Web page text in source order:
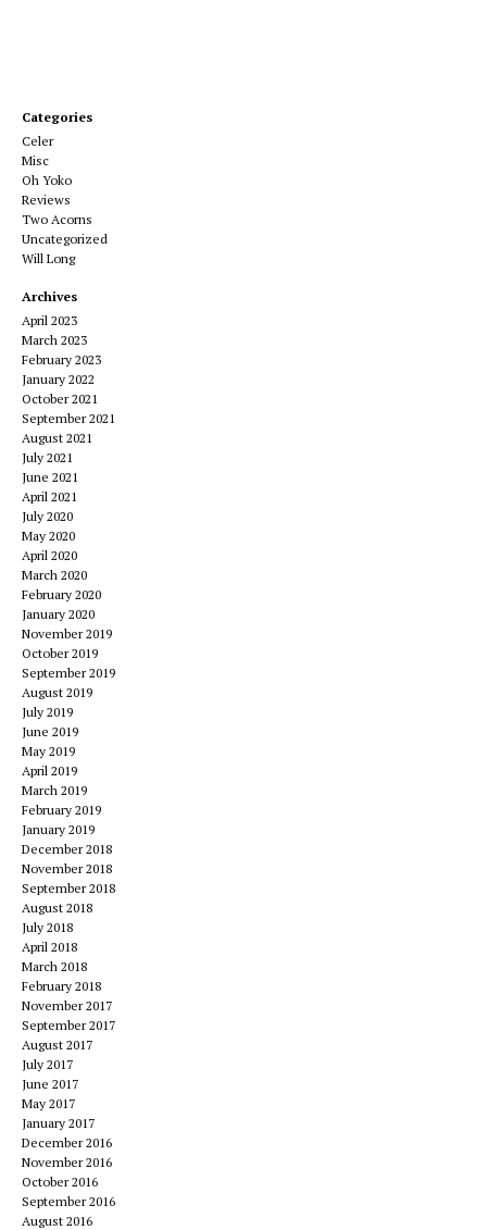
Categories
Celer
Misc
Oh Yoko
Reviews
Two Acorns
Uncategorized
Will Long
Archives
April 2023
March 2023
February 2023
January 2022
October 2021
September 2021
August 2021
July 2021
June 2021
April 2021
July 2020
May 2020
April 2020
March 2020
February 2020
January 2020
November 2019
October 2019
September 2019
August 2019
July 2019
June 2019
May 2019
April 2019
March 2019
February 2019
January 2019
December 2018
November 2018
September 2018
August 2018
July 2018
April 2018
March 2018
February 2018
November 2017
September 2017
August 2017
July 2017
June 2017
May 2017
January 2017
December 2016
November 2016
October 2016
September 2016
August 2016